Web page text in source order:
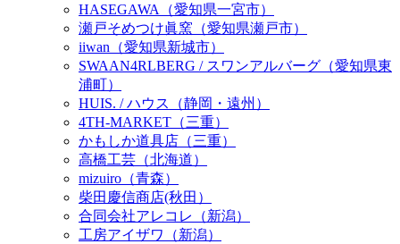
HASEGAWA（愛知県一宮市）
瀬戸そめつけ眞窯（愛知県瀬戸市）
iiwan（愛知県新城市）
SWAAN4RLBERG / スワンアルバーグ（愛知県東
浦町）
HUIS. / ハウス（静岡・遠州）
4TH-MARKET（三重）
かもしか道具店（三重）
高橋工芸（北海道）
mizuiro（青森）
柴田慶信商店(秋田）
合同会社アレコレ（新潟）
工房アイザワ（新潟）